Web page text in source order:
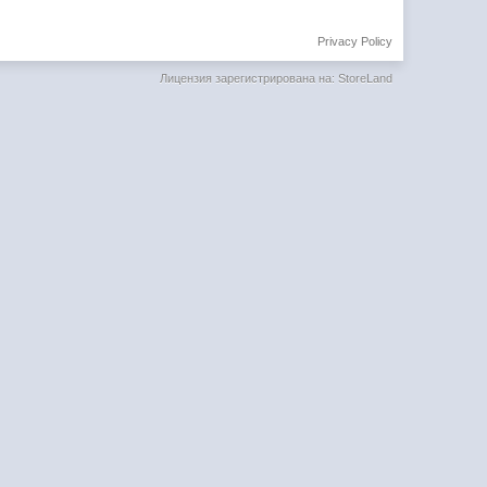
Privacy Policy
Лицензия зарегистрирована на: StoreLand